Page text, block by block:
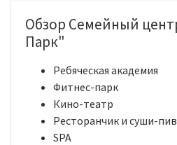
Обзор Семейный
Парк"
Ребяческая академия
Фитнес-парк
Кино-театр
Ресторанчик и суши-
SPA